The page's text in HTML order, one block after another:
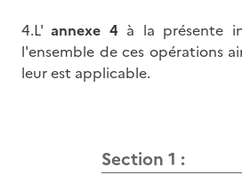
4.L'annexe 4 à la présente
l'ensemble de ces opérations
leur est applicable.
Section 1 :